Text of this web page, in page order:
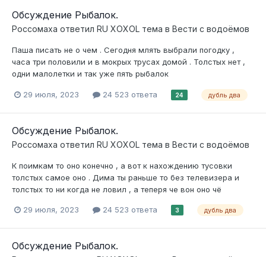
Обсуждение Рыбалок.
Россомаха ответил RU XOXOL тема в Вести с водоёмов
Паша писать не о чем . Сегодня млять выбрали погодку ,
часа три половили и в мокрых трусах домой . Толстых нет ,
одни малолетки и так уже пять рыбалок
29 июля, 2023 24 523 ответа 24 дубль два
Обсуждение Рыбалок.
Россомаха ответил RU XOXOL тема в Вести с водоёмов
К поимкам то оно конечно , а вот к нахождению тусовки
толстых самое оно . Дима ты раньше то без телевизера и
толстых то ни когда не ловил , а теперя че вон оно чё
29 июля, 2023 24 523 ответа 3 дубль два
Обсуждение Рыбалок.